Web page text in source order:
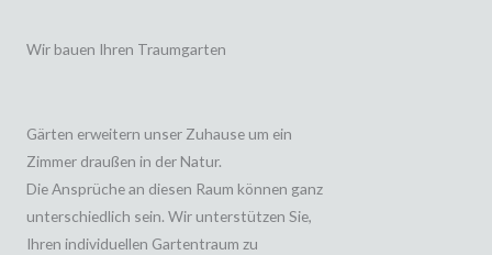
Wir bauen Ihren Traumgarten
Gärten erweitern unser Zuhause um ein
Zimmer draußen in der Natur.
Die Ansprüche an diesen Raum können ganz
unterschiedlich sein. Wir unterstützen Sie,
Ihren individuellen Gartentraum zu